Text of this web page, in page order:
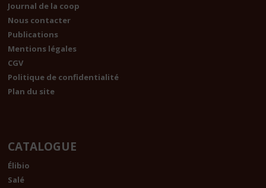
Journal de la coop
Nous contacter
Publications
Mentions légales
CGV
Politique de confidentialité
Plan du site
CATALOGUE
Élibio
Salé